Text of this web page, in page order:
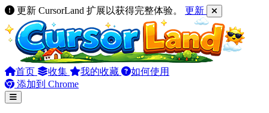
更新 CursorLand 扩展以获得完整体验。 更新
首页 收集 我的收藏
如何使用
添加到 Chrome